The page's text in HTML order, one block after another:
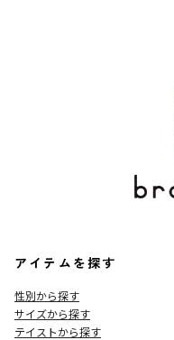
アイテムを探す
性別から探す
サイズから探す
テイストから探す